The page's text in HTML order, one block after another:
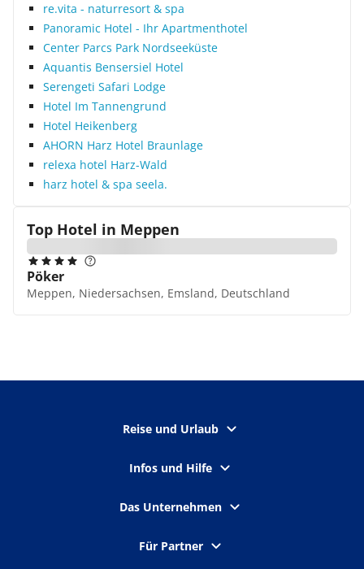
re.vita - naturresort & spa
Panoramic Hotel - Ihr Apartmenthotel
Center Parcs Park Nordseeküste
Aquantis Bensersiel Hotel
Serengeti Safari Lodge
Hotel Im Tannengrund
Hotel Heikenberg
AHORN Harz Hotel Braunlage
relexa hotel Harz-Wald
harz hotel & spa seela.
Top Hotel in Meppen
Pöker
Meppen, Niedersachsen, Emsland, Deutschland
Reise und Urlaub
Infos und Hilfe
Das Unternehmen
Für Partner